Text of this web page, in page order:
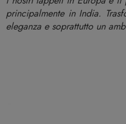
principalmente in India.
eleganza e soprattutto un